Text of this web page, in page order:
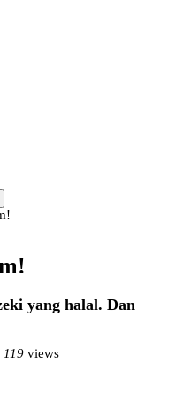
yang halal. Dan
119 views